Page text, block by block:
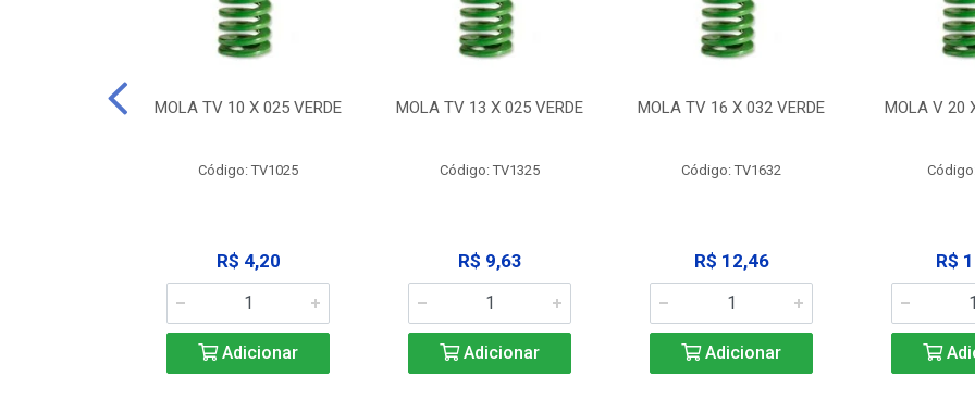
MOLA TV 10 X 025 VERDE
Código: TV1025
R$ 4,20
Adicionar
MOLA TV 13 X 025 VERDE
Código: TV1325
R$ 9,63
Adicionar
MOLA TV 16 X 032 VERDE
Código: TV1632
R$ 12,46
Adicionar
MOLA V 20
R$